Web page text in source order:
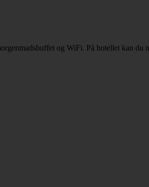
og WiFi. På hotellet kan du